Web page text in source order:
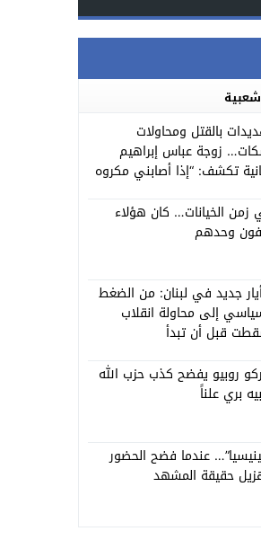
شعبية
بالقتل ومحاولات
زوجة عباس إبراهيم
تكشف: “إذا أصابني مكروه
زمن الخيانات… كان هؤلاء
وحدهم
جديد في لبنان: من الضغط
إلى محاولة انقلاب
قبل أن تبدأ
روبيو يفضح كذب حزب الله
بري علناً
عندما فضح الحضور
حقيقة المشهد